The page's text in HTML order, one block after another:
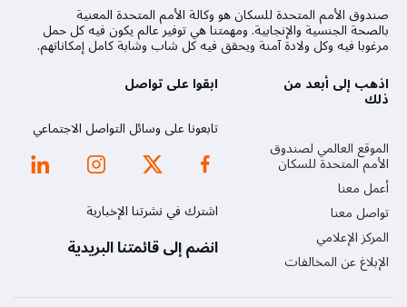
صندوق الأمم المتحدة للسكان هو وكالة الأمم المتحدة المعنية
بالصحة الجنسية والإنجابية. ومهمتنا هي توفير عالم يكون فيه كل حمل
مرغوبا فيه وكل ولادة آمنة ويحقق فيه كل شاب وشابة كامل إمكاناتهم.
اذهب إلى أبعد من
ذلك
الموقع العالمي لصندوق
الأمم المتحدة للسكان
أعمل معنا
تواصل معنا
المركز الإعلامي
الإبلاغ عن المخالفات
ابقوا على تواصل
تابعونا على وسائل التواصل الاجتماعي
اشترك في نشرتنا الإخبارية
انضم إلى قائمتنا البريدية